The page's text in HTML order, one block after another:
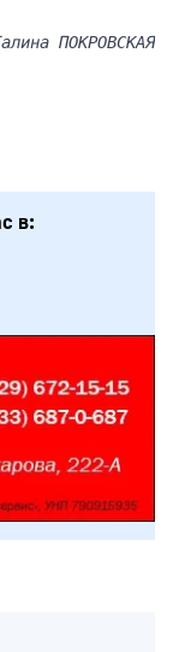
ПОКРОВСКАЯ
в: